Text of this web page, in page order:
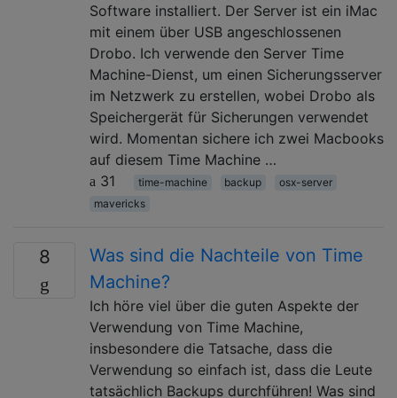
Software installiert. Der Server ist ein iMac
mit einem über USB angeschlossenen
Drobo. Ich verwende den Server Time
Machine-Dienst, um einen Sicherungsserver
im Netzwerk zu erstellen, wobei Drobo als
Speichergerät für Sicherungen verwendet
wird. Momentan sichere ich zwei Macbooks
auf diesem Time Machine …
31
time-machine backup
osx-server
mavericks
8
Was sind die Nachteile von Time
Machine?
Ich höre viel über die guten Aspekte der
Verwendung von Time Machine,
insbesondere die Tatsache, dass die
Verwendung so einfach ist, dass die Leute
tatsächlich Backups durchführen! Was sind